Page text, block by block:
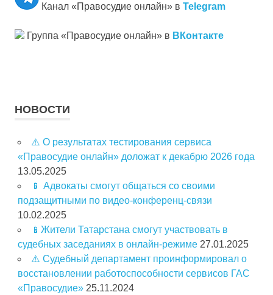
Канал «Правосудие онлайн» в Telegram
Группа «Правосудие онлайн» в ВКонтакте
НОВОСТИ
⚠️ О результатах тестирования сервиса
«Правосудие онлайн» доложат к декабрю 2026 года
13.05.2025
📱 Адвокаты смогут общаться со своими
подзащитными по видео-конференц-связи
10.02.2025
📱Жители Татарстана смогут участвовать в
судебных заседаниях в онлайн-режиме 27.01.2025
⚠️ Судебный департамент проинформировал о
восстановлении работоспособности сервисов ГАС
«Правосудие» 25.11.2024